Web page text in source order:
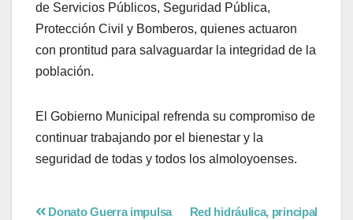
de Servicios Públicos, Seguridad Pública,
Protección Civil y Bomberos, quienes actuaron
con prontitud para salvaguardar la integridad de la
población.
El Gobierno Municipal refrenda su compromiso de
continuar trabajando por el bienestar y la
seguridad de todas y todos los almoloyoenses.
Red hidráulica, principal
Donato Guerra impulsa